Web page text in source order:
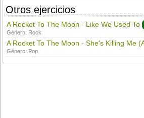
Otros ejercicios
A Rocket To The Moon - Like We Used To
Género: Rock
A Rocket To The Moon - She's Killing Me
Género: Pop